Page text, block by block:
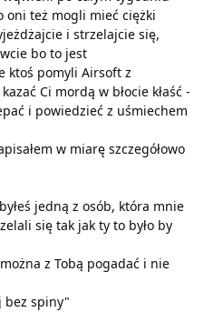
oni też mogli mieć ciężki
i strzelajcie się,
bo to jest
ktoś pomyli Airsoft z
Ci mordą w błocie kłaść -
i powiedzieć z uśmiechem
w miarę szczegółowo
jedną z osób, która mnie
się tak jak ty to było by
z Tobą pogadać i nie
bez spiny"